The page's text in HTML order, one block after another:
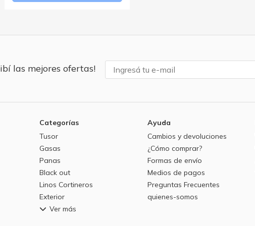
las mejores ofertas!
Categorías
Tusor
Gasas
Panas
Black out
Linos Cortineros
Exterior
Ver más
Ayuda
Cambios y devoluciones
¿Cómo comprar?
Formas de envío
Medios de pagos
Preguntas Frecuentes
quienes-somos